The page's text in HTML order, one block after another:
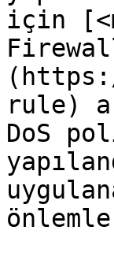
için
rule)
DoS